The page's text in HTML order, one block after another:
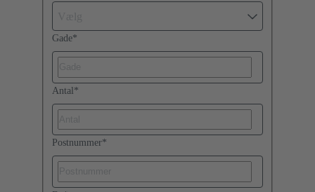
Gade*
Antal*
Postnummer*